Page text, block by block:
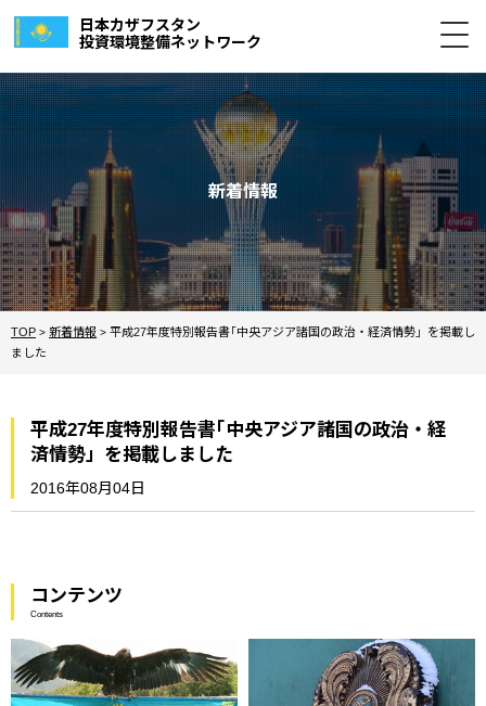
日本カザフスタン
投資環境整備ネットワーク
新着情報
TOP > 新着情報 > 平成27年度特別報告書｢中央アジア諸国の政治・経済情勢」を掲載し
ました
平成27年度特別報告書｢中央アジア諸国の政治・経
済情勢」を掲載しました
2016年08月04日
コンテンツ
Contents